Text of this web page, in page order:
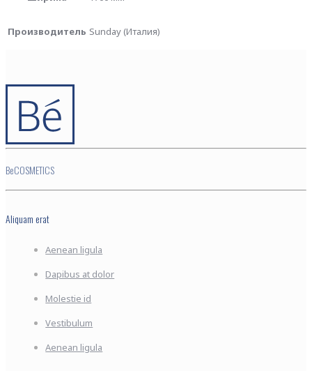
Производитель Sunday (Италия)
BeCOSMETICS
Aliquam erat
Aenean ligula
Dapibus at dolor
Molestie id
Vestibulum
Aenean ligula